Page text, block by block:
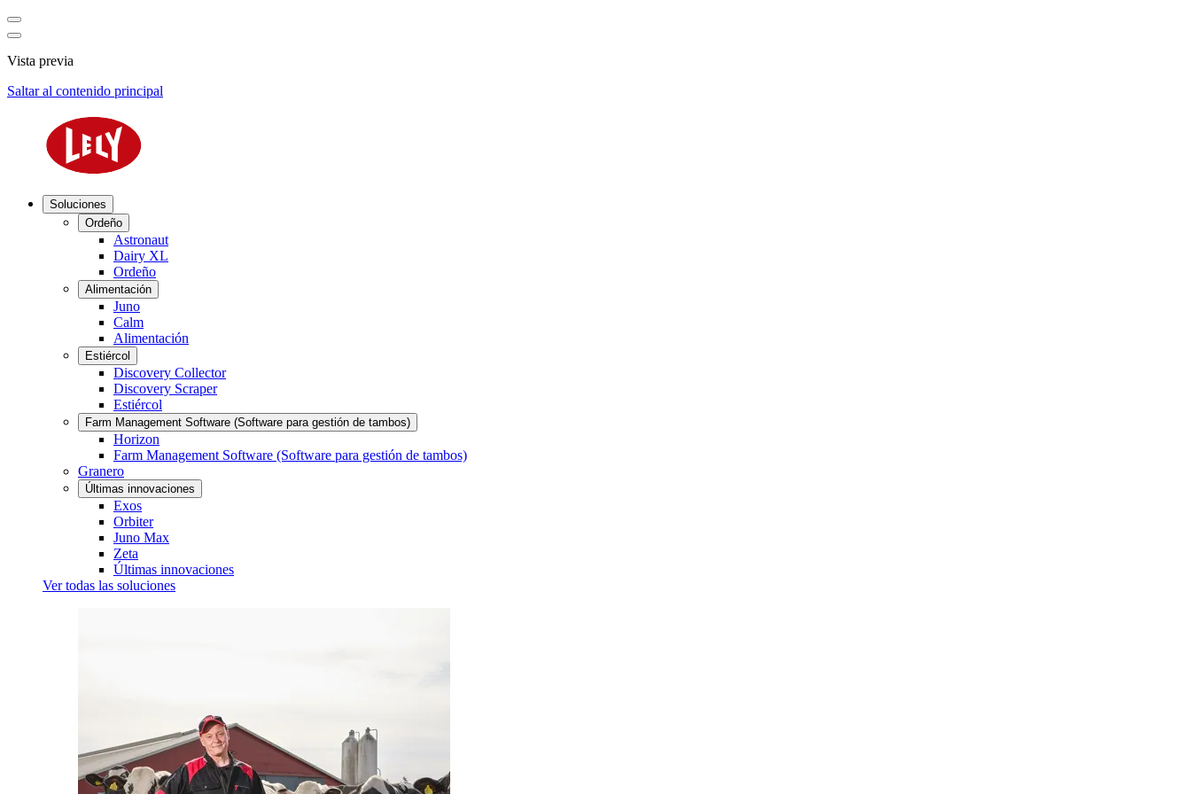
Vista previa
Saltar al contenido principal
Soluciones
Ordeño
Astronaut
Dairy XL
Ordeño
Alimentación
Juno
Calm
Alimentación
Estiércol
Discovery Collector
Discovery Scraper
Estiércol
Farm Management Software (Software para gestión de tambos)
Horizon
Farm Management Software (Software para gestión de tambos)
Granero
Últimas innovaciones
Exos
Orbiter
Juno Max
Zeta
Últimas innovaciones
Ver todas las soluciones